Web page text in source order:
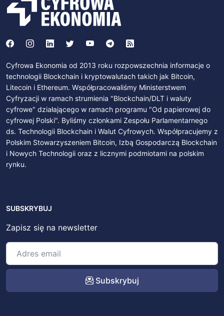
Cyfrowa Ekonomia od 2013 roku rozpowszechnia informacje o
technologii Blockchain i kryptowalutach takich jak Bitcoin,
Litecoin i Ethereum. Współpracowaliśmy Ministerstwem
Cyfryzacji w ramach strumienia "Blockchain/DLT i waluty
cyfrowe" działającego w ramach programu "Od papierowej do
cyfrowej Polski". Byliśmy członkami Zespołu Parlamentarnego
ds. Technologii Blockchain i Walut Cyfrowych. Współpracujemy z
Polskim Stowarzyszeniem Bitcoin, Izbą Gospodarczą Blockchain
i Nowych Technologii oraz z licznymi podmiotami na polskim
rynku.
SUBSKRYBUJ
Zapisz się na newsletter
Subskrybuj